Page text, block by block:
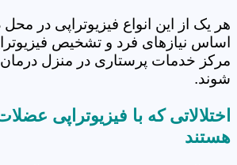
هر یک از این انواع فیزیوتراپی در
اساس نیازهای فرد و تشخیص
مرکز خدمات پرستاری در منزل
شوند.
اختلالاتی که با فیزیوتراپی
هستند